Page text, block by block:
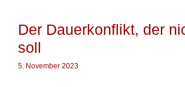
e
n
ö
t
e
Der Dauerkonflikt, der
soll
5. November 2023